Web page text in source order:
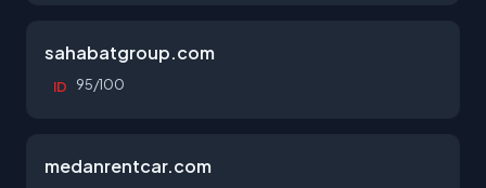
sahabatgroup.com
ID 95/100
medanrentcar.com